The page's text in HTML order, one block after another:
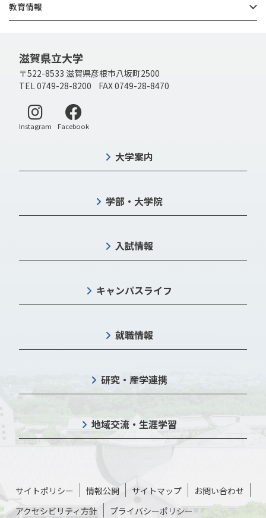
教育情報
滋賀県立大学
〒522-8533 滋賀県彦根市八坂町2500
TEL 0749-28-8200 FAX 0749-28-8470
Instagram 別ウィンドウで開く
Facebook別ウィンドウで開く
大学案内
学部・大学院
入試情報
キャンパスライフ
就職情報
研究・産学連携
地域交流・生涯学習
サイトポリシー 情報公開 サイトマップ
お問い合わせ
アクセシビリティ方針
プライバシーポリシー